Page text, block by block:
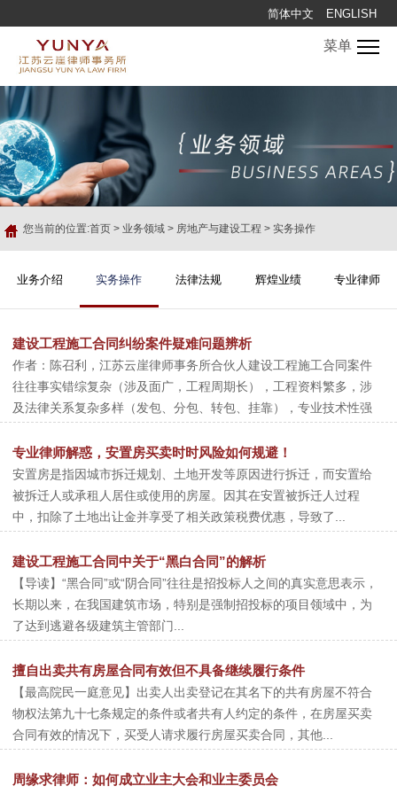
简体中文 ENGLISH
菜单
您当前的位置:首页 > 业务领域 > 房地产与建设工程 > 实务操作
业务介绍 实务操作 法律法规 辉煌业绩 专业律师
建设工程施工合同纠纷案件疑难问题辨析
作者：陈召利，江苏云崖律师事务所合伙人建设工程施工合同案件
往往事实错综复杂（涉及面广，工程周期长），工程资料繁多，涉
及法律关系复杂多样（发包、分包、转包、挂靠），专业技术性强
专业律师解惑，安置房买卖时时风险如何规避！
安置房是指因城市拆迁规划、土地开发等原因进行拆迁，而安置给
被拆迁人或承租人居住或使用的房屋。因其在安置被拆迁人过程
中，扣除了土地出让金并享受了相关政策税费优惠，导致了...
建设工程施工合同中关于“黑白合同”的解析
【导读】“黑合同”或“阴合同”往往是招投标人之间的真实意思表示，
长期以来，在我国建筑市场，特别是强制招投标的项目领域中，为
了达到逃避各级建筑主管部门...
擅自出卖共有房屋合同有效但不具备继续履行条件
【最高院民一庭意见】出卖人出卖登记在其名下的共有房屋不符合
物权法第九十七条规定的条件或者共有人约定的条件，在房屋买卖
合同有效的情况下，买受人请求履行房屋买卖合同，其他...
周缘求律师：如何成立业主大会和业主委员会